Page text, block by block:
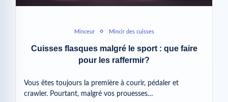
Minceur Mincir des cuisses
Cuisses flasques malgré le sport : que faire
pour les raffermir?
Vous êtes toujours la première à courir, pédaler et
crawler. Pourtant, malgré vos prouesses…